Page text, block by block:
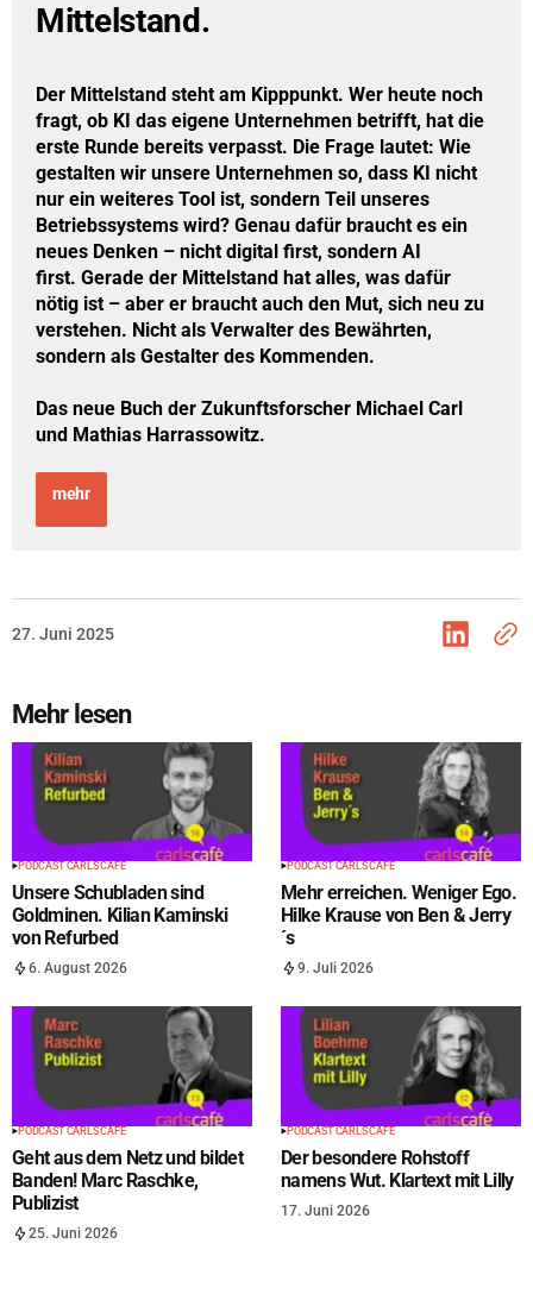
Mittelstand.
Der Mittelstand steht am Kipppunkt. Wer heute noch
fragt, ob KI das eigene Unternehmen betrifft, hat die
erste Runde bereits verpasst. Die Frage lautet: Wie
gestalten wir unsere Unternehmen so, dass KI nicht
nur ein weiteres Tool ist, sondern Teil unseres
Betriebssystems wird? Genau dafür braucht es ein
neues Denken – nicht digital first, sondern AI
first. Gerade der Mittelstand hat alles, was dafür
nötig ist – aber er braucht auch den Mut, sich neu zu
verstehen. Nicht als Verwalter des Bewährten,
sondern als Gestalter des Kommenden.
Das neue Buch der Zukunftsforscher Michael Carl
und Mathias Harrassowitz.
mehr
27. Juni 2025
Mehr lesen
PODCAST CARLS CAFÉ
Unsere Schubladen sind
Goldminen. Kilian Kaminski
von Refurbed
6. August 2026
PODCAST CARLS CAFÉ
Mehr erreichen. Weniger Ego.
Hilke Krause von Ben & Jerry
´s
9. Juli 2026
PODCAST CARLS CAFÉ
Geht aus dem Netz und bildet
Banden! Marc Raschke,
Publizist
25. Juni 2026
PODCAST CARLS CAFÉ
Der besondere Rohstoff
namens Wut. Klartext mit Lilly
17. Juni 2026